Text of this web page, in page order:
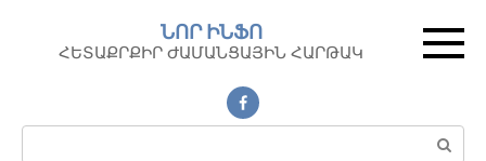
контенту
ՆՈՐ ԻՆՖՈ
ՀԵՏԱՔՐՔԻՐ ԺԱՄԱՆՑԱՅԻՆ ՀԱՐԹԱԿ
Поиск: